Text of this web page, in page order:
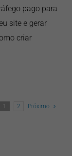
pago para
site e gerar
criar
2 Próximo